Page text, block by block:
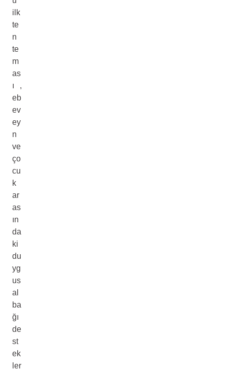
ilk
te
n
te
m
as
ı ,
eb
ev
ey
n
ve
ço
cu
k
ar
as
ın
da
ki
du
yg
us
al
ba
ğı
de
st
ek
ler